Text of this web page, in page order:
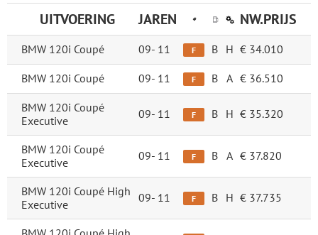
UITVOERING JAREN NW.PRIJS
BMW 120i Coupé 09- 11 F B H € 34.010
BMW 120i Coupé 09- 11 F B A € 36.510
BMW 120i Coupé
Executive
09- 11 F B H € 35.320
BMW 120i Coupé
Executive
09- 11 F B A € 37.820
BMW 120i Coupé High
Executive
09- 11 F B H € 37.735